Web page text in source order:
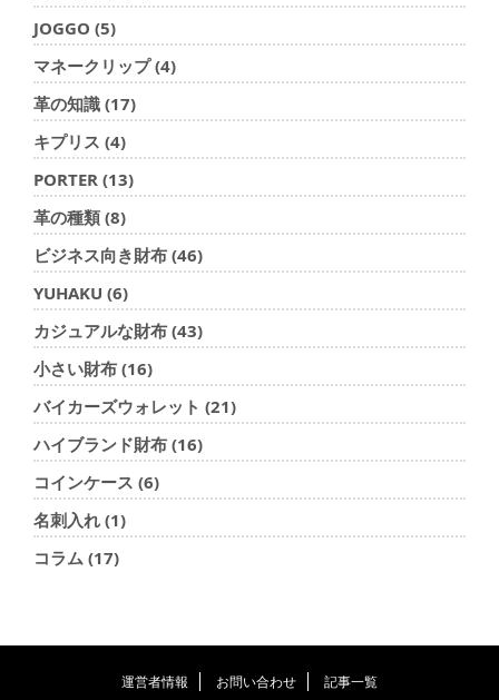
JOGGO (5)
マネークリップ (4)
革の知識 (17)
キプリス (4)
PORTER (13)
革の種類 (8)
ビジネス向き財布 (46)
YUHAKU (6)
カジュアルな財布 (43)
小さい財布 (16)
バイカーズウォレット (21)
ハイブランド財布 (16)
コインケース (6)
名刺入れ (1)
コラム (17)
運営者情報 お問い合わせ 記事一覧